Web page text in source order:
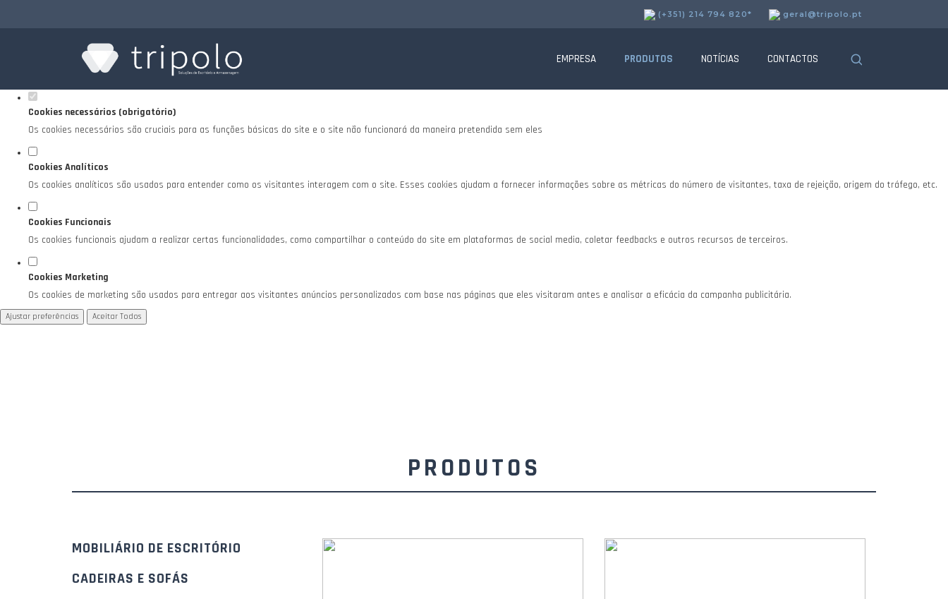
Este website utiliza cookies estritamente necessários, analíticos e funcionais, para lhe oferecer uma boa experiência de navegação e acesso a todas as funcionalidades.
política de privacidade e de Cookies.
Cookies necessários (obrigatório)
Os cookies necessários são cruciais para as funções básicas do site e o site não funcionará da maneira pretendida sem eles
Cookies Analíticos
Os cookies analíticos são usados para entender como os visitantes interagem com o site. Esses cookies ajudam a fornecer informações sobre as métricas do número de visitantes, taxa de rejeição, origem do tráfego, etc.
Cookies Funcionais
Os cookies funcionais ajudam a realizar certas funcionalidades, como compartilhar o conteúdo do site em plataformas de social media, coletar feedbacks e outros recursos de terceiros.
Cookies Marketing
Os cookies de marketing são usados para entregar aos visitantes anúncios personalizados com base nas páginas que eles visitaram antes e analisar a eficácia da campanha publicitária.
Ajustar preferências Aceitar Todos
(+351) 214 794 820* geral@tripolo.pt
EMPRESA PRODUTOS NOTÍCIAS CONTACTOS
PRODUTOS
MOBILIÁRIO DE ESCRITÓRIO
CADEIRAS E SOFÁS